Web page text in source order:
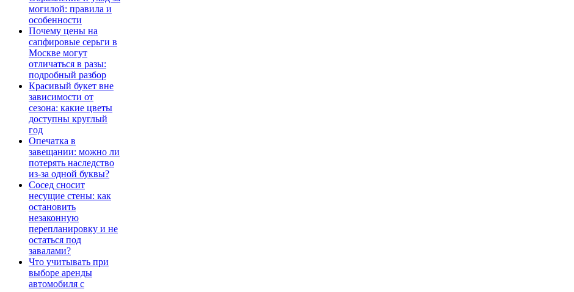
могилой: правила и
особенности
Почему цены на
сапфировые серьги в
Москве могут
отличаться в разы:
подробный разбор
Красивый букет вне
зависимости от
сезона: какие цветы
доступны круглый
год
Опечатка в
завещании: можно ли
потерять наследство
из-за одной буквы?
Сосед сносит
несущие стены: как
остановить
незаконную
перепланировку и не
остаться под
завалами?
Что учитывать при
выборе аренды
автомобиля с